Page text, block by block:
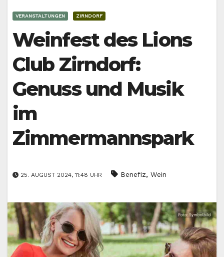
VERANSTALTUNGEN ZIRNDORF
Weinfest des Lions
Club Zirndorf:
Genuss und Musik
im
Zimmermannspark
25. AUGUST 2024, 11:48 UHR Benefiz, Wein